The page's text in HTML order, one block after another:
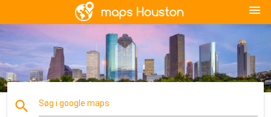
menu
search Søg i google maps